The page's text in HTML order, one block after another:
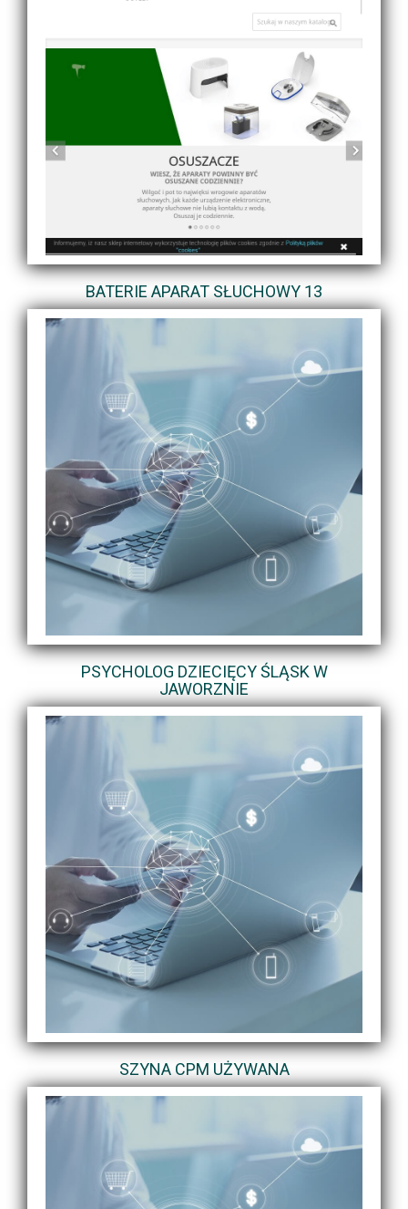
BATERIE APARAT SŁUCHOWY 13
PSYCHOLOG DZIECIĘCY ŚLĄSK W
JAWORZNIE
SZYNA CPM UŻYWANA